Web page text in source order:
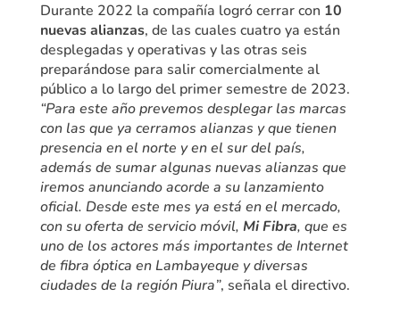
Durante 2022 la compañía logró cerrar con 10
nuevas alianzas, de las cuales cuatro ya están
desplegadas y operativas y las otras seis
preparándose para salir comercialmente al
público a lo largo del primer semestre de 2023.
“Para este año prevemos desplegar las marcas
con las que ya cerramos alianzas y que tienen
presencia en el norte y en el sur del país,
además de sumar algunas nuevas alianzas que
iremos anunciando acorde a su lanzamiento
oficial. Desde este mes ya está en el mercado,
con su oferta de servicio móvil, Mi Fibra, que es
uno de los actores más importantes de Internet
de fibra óptica en Lambayeque y diversas
ciudades de la región Piura”, señala el directivo.